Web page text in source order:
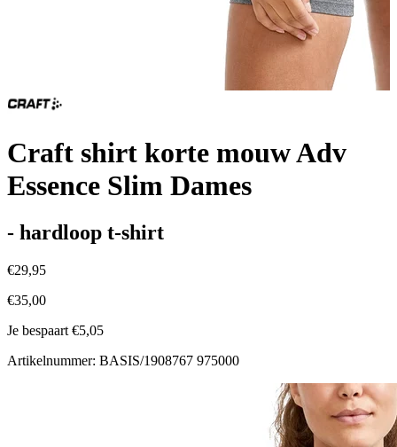
Craft shirt korte mouw Adv
Essence Slim Dames
- hardloop t-shirt
€29,95
€35,00
Je bespaart €5,05
Artikelnummer: BASIS/1908767 975000